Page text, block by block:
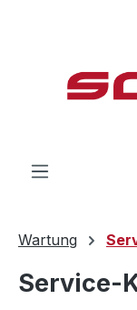
Wartung
Service-